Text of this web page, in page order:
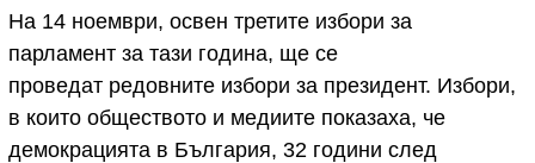
На 14 ноември, освен третите избори за
парламент за тази година, ще се
проведат редовните избори за президент. Избори,
в които обществото и медиите показаха, че
демокрацията в България, 32 години след